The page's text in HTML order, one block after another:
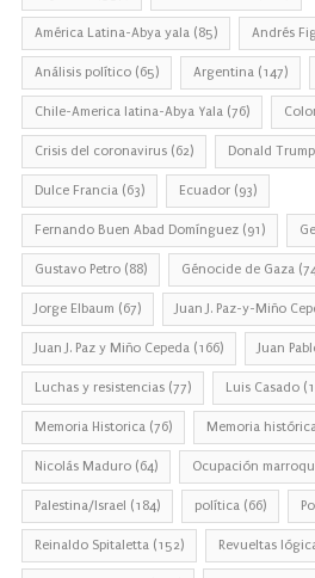
América Latina-Abya yala (85) Andrés
Análisis político (65) Argentina (147)
Chile-America latina-Abya Yala (76)
Crisis del coronavirus (62) Donald Trump
Dulce Francia (63) Ecuador (93)
Fernando Buen Abad Domínguez (91)
Gustavo Petro (88) Génocide de Gaza
Jorge Elbaum (67) Juan J. Paz-y-Miño
Juan J. Paz y Miño Cepeda (166) Juan
Luchas y resistencias (77) Luis Casado
Memoria Historica (76) Memoria
Nicolás Maduro (64) Ocupación
Palestina/Israel (184) política (66)
Reinaldo Spitaletta (152) Revueltas